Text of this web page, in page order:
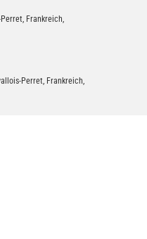
Frankreich,
Perret, Frankreich,